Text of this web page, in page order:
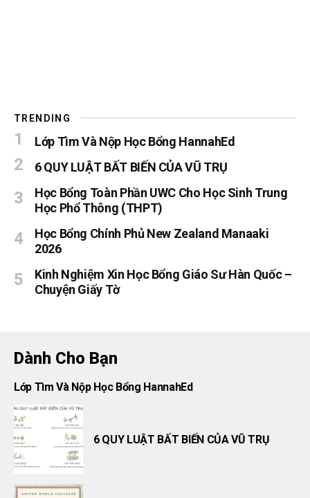
TRENDING
Lớp Tìm Và Nộp Học Bổng HannahEd
6 QUY LUẬT BẤT BIẾN CỦA VŨ TRỤ
Học Bổng Toàn Phần UWC Cho Học Sinh Trung
Học Phổ Thông (THPT)
Học Bổng Chính Phủ New Zealand Manaaki
2026
Kinh Nghiệm Xin Học Bổng Giáo Sư Hàn Quốc –
Chuyện Giấy Tờ
Dành Cho Bạn
Lớp Tìm Và Nộp Học Bổng HannahEd
6 QUY LUẬT BẤT BIẾN CỦA VŨ TRỤ